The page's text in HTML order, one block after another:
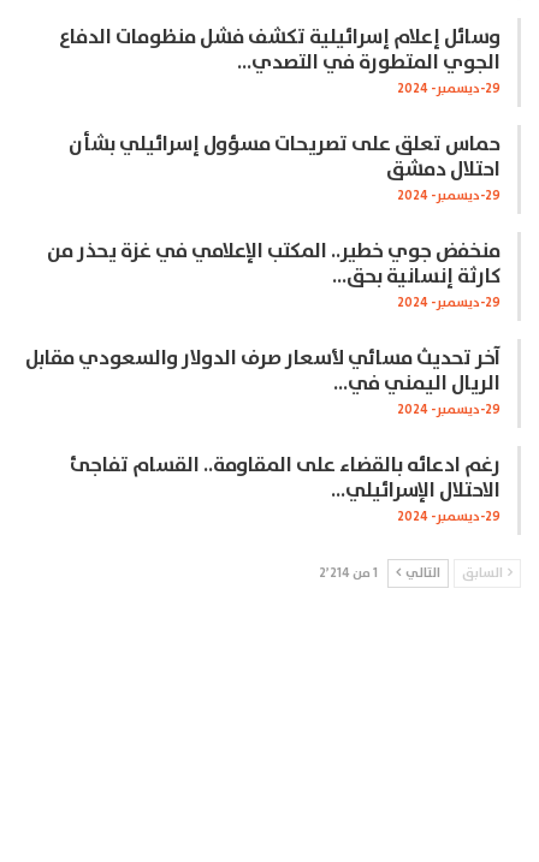
وسائل إعلام إسرائيلية تكشف فشل منظومات الدفاع
الجوي المتطورة في التصدي…
29-ديسمبر- 2024
حماس تعلق على تصريحات مسؤول إسرائيلي بشأن
احتلال دمشق
29-ديسمبر- 2024
منخفض جوي خطير.. المكتب الإعلامي في غزة يحذر من
كارثة إنسانية بحق…
29-ديسمبر- 2024
آخر تحديث مسائي لأسعار صرف الدولار والسعودي مقابل
الريال اليمني في…
29-ديسمبر- 2024
رغم ادعائه بالقضاء على المقاومة.. القسام تفاجئ
الاحتلال الإسرائيلي…
29-ديسمبر- 2024
السابق التالي 1 من 2٬214